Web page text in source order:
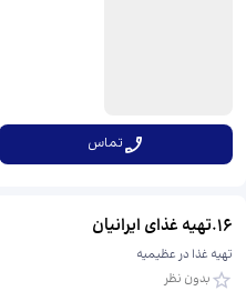
تماس
16
.تهيه غذاى ايرانيان
تهیه غذا در عظیمیه
بدون نظر